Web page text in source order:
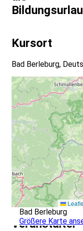
Psychologie und
- Inhalte und
- Kein Vorwissen
Erfahrungsstufen
Kursort
Bad Berleburg,
Bad Berleburg
Größere Karte
Veranstalter